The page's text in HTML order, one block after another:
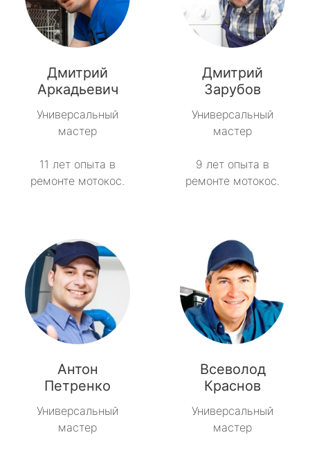
Дмитрий
Аркадьевич
Универсальный
мастер
11 лет опыта в
ремонте мотокос.
Дмитрий
Зарубов
Универсальный
мастер
9 лет опыта в
ремонте мотокос.
Антон
Петренко
Универсальный
мастер
Всеволод
Краснов
Универсальный
мастер